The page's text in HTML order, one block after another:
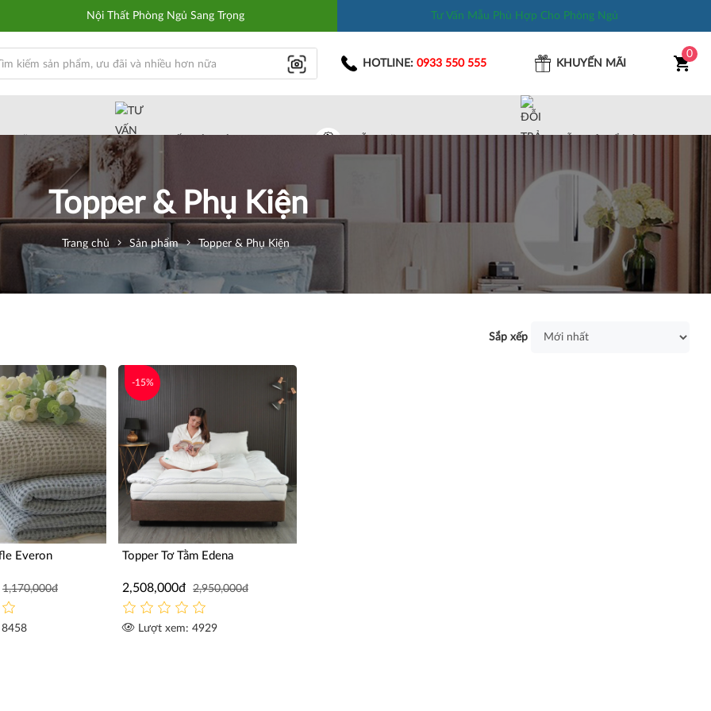
Nội Thất Phòng Ngủ Sang Trọng Tư Vấn Mẫu Phù Hợp Cho Phòng Ngủ
HOTLINE:0933 550 555 KHUYẾN MÃI
0
Topper & Phụ Kiện
Trang chủ Sản phẩm Topper & Phụ Kiện
Sắp xếp
Everon
1,170,000đ
-15%
Topper Tơ Tằm Edena
2,508,000đ 2,950,000đ
Lượt xem: 4929